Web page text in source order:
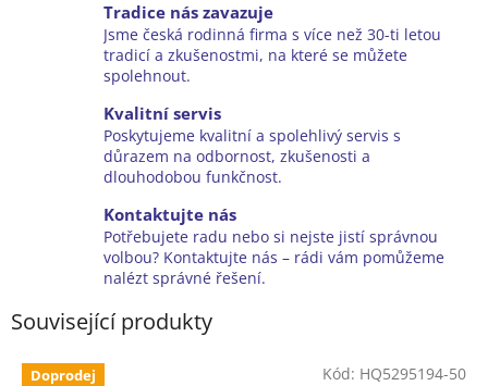
Tradice nás zavazuje
Jsme česká rodinná firma s více než 30-ti letou
tradicí a zkušenostmi, na které se můžete
spolehnout.
Kvalitní servis
Poskytujeme kvalitní a spolehlivý servis s
důrazem na odbornost, zkušenosti a
dlouhodobou funkčnost.
Kontaktujte nás
Potřebujete radu nebo si nejste jistí správnou
volbou? Kontaktujte nás – rádi vám pomůžeme
nalézt správné řešení.
Související produkty
Doprodej Kód: HQ5295194-50